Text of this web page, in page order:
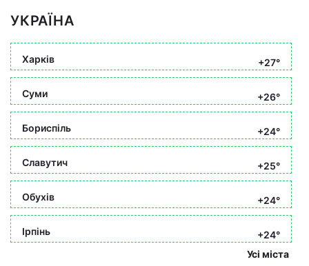
УКРАЇНА
Харків +27°
Суми +26°
Бориспіль +24°
Славутич +25°
Обухів +24°
Ірпінь
+24°
Усі міста